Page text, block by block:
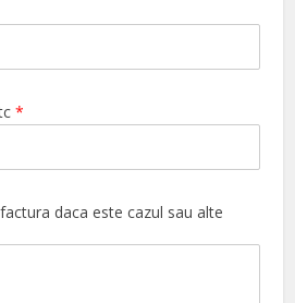
*
daca este cazul sau alte